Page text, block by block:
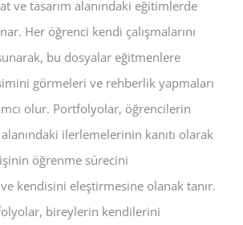
ve tasarım alanındaki eğitimlerde
Her öğrenci kendi çalışmalarını
bu dosyalar eğitmenlere
görmeleri ve rehberlik yapmaları
olur. Portfolyolar, öğrencilerin
ilerlemelerinin kanıtı olarak
öğrenme sürecini
kendisini eleştirmesine olanak tanır.
bireylerin kendilerini